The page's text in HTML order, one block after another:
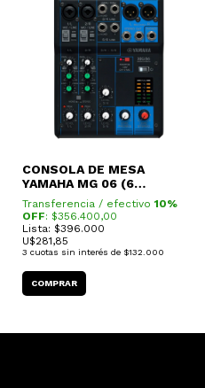
CONSOLA DE MESA
YAMAHA MG 06 (6
CANALES)
Transferencia / efectivo 10%
OFF: $356.400,00
Lista: $396.000
U$281,85
3 cuotas sin interés de $132.000